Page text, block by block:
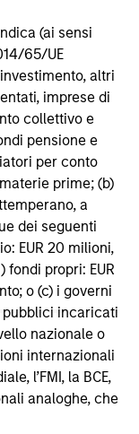
(ai sensi
65/UE
altri
imprese di
collettivo e
pensione e
per conto
prime; (b)
a
dei seguenti
EUR 20 milioni,
propri: EUR
o (c) i governi
pubblici incaricati
nazionale o
internazionali
l’FMI, la BCE,
analoghe, che
in
years, but
with
to